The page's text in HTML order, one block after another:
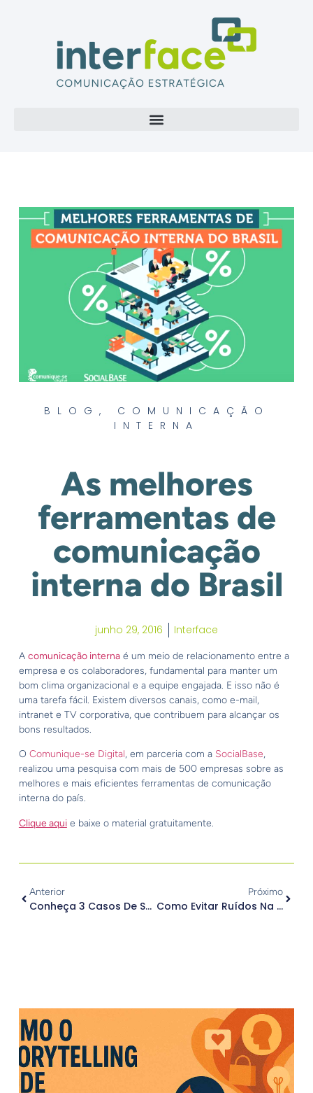
BLOG , COMUNICAÇÃO
INTERNA
As melhores
ferramentas de
comunicação
interna do Brasil
junho 29, 2016 Interface
A comunicação internaé um meio de relacionamento entre a
empresa e os colaboradores, fundamental para manter um
bom clima organizacional e a equipe engajada. E isso não é
uma tarefa fácil. Existem diversos canais, como e-mail,
intranet e TV corporativa, que contribuem para alcançar os
bons resultados.
O Comunique-se Digital, em parceria com a SocialBase,
realizou uma pesquisa com mais de 500 empresas sobre as
melhores e mais eficientes ferramentas de comunicação
interna do país.
Clique aquie baixe o material gratuitamente.
Anterior
Conheça 3 Casos De Sucessos Do Marketing Digital E Inspire-Se!
Próximo
Como Evitar Ruídos Na Comunicação Da Sua Empresa
Outros Posts.